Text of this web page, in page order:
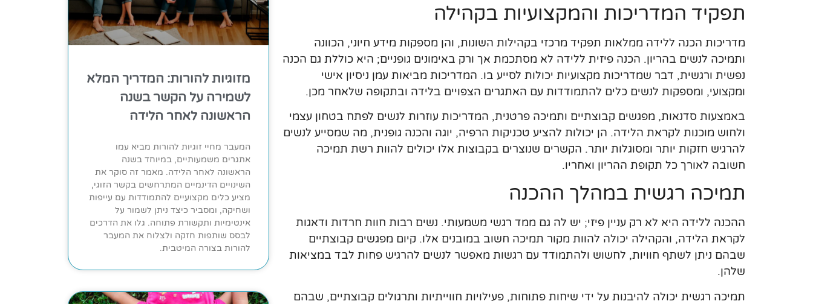
תפקיד המדריכות והמקצועיות בקהילה
מדריכות הכנה ללידה ממלאות תפקיד מרכזי בקהילות השונות, והן מספקות מידע חיוני, הכוונה
ותמיכה לנשים בהריון. הכנה פיזית ללידה לא מסתכמת אך ורק באימונים גופניים; היא כוללת גם הכנה
נפשית ורגשית, דבר שמדריכות מקצועיות יכולות לסייע בו. המדריכות מביאות עמן ניסיון אישי
ומקצועי, ומספקות לנשים כלים להתמודדות עם האתגרים הצפויים בלידה ובתקופה שלאחר מכן.
באמצעות סדנאות, מפגשים קבוצתיים ותמיכה פרטנית, המדריכות עוזרות לנשים לפתח בטחון עצמי
ולחוש מוכנות לקראת הלידה. הן יכולות להציע טכניקות הרפיה, יוגה והכנה גופנית, מה שמסייע לנשים
להרגיש חזקות יותר ומסוגלות יותר. הקשרים שנוצרים בקבוצות אלו יכולים להוות רשת תמיכה
חשובה לאורך כל תקופת ההריון ואחריו.
תמיכה רגשית במהלך ההכנה
ההכנה ללידה היא לא רק עניין פיזי; יש לה גם ממד רגשי משמעותי. נשים רבות חוות חרדות ודאגות
לקראת הלידה, והקהילה יכולה להוות מקור תמיכה חשוב במובנים אלו. קיום מפגשים קבוצתיים
שבהם ניתן לשתף חוויות, לחשוש ולהתמודד עם רגשות מאפשר לנשים להרגיש פחות לבד במציאות
שלהן.
תמיכה רגשית יכולה להיבנות על ידי שיחות פתוחות, פעילויות חווייתיות ותרגולים קבוצתיים, שבהם
מזוגיות להורות: המדריך המלא
לשמירה על הקשר בשנה
הראשונה לאחר הלידה
המעבר מחיי זוגיות להורות מביא עמו
אתגרים משמעותיים, במיוחד בשנה
הראשונה לאחר הלידה. מאמר זה סוקר את
השינויים הדינמיים המתרחשים בקשר הזוגי,
מציע כלים מקצועיים להתמודדות עם עייפות
ושחיקה, ומסביר כיצד ניתן לשמור על
אינטימיות ותקשורת פתוחה. גלו את הדרכים
לבסס שותפות חזקה ולצלוח את המעבר
להורות בצורה המיטבית.